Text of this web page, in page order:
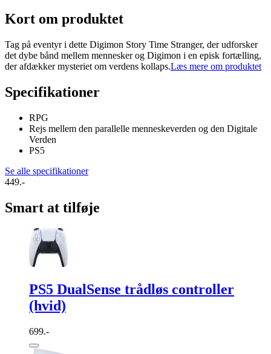
Kort om produktet
Tag på eventyr i dette Digimon Story Time Stranger, der udforsker
det dybe bånd mellem mennesker og Digimon i en episk fortælling,
der afdækker mysteriet om verdens kollaps.Læs mere om produktet
Specifikationer
RPG
Rejs mellem den parallelle menneskeverden og den Digitale
Verden
PS5
Se alle specifikationer
449.-
Smart at tilføje
PS5 DualSense trådløs controller
(hvid)
699.-